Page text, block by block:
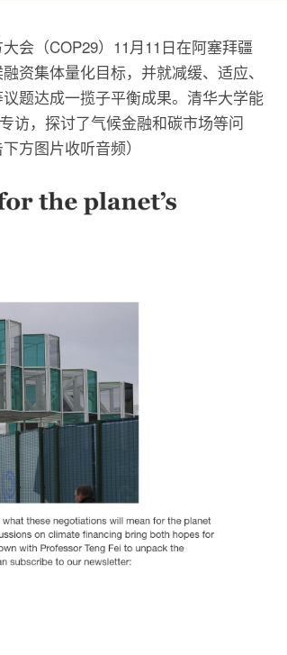
会（COP29）11月11日在阿塞拜疆
资集体量化目标，并就减缓、适应、
题达成一揽子平衡成果。清华大学能
访，探讨了气候金融和碳市场等问
方图片收听音频）